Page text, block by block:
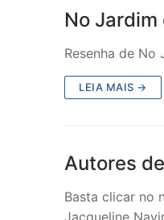
No Jardim
Resenha de No
LEIA MAIS →
Autores
Basta clicar no
Jacqueline